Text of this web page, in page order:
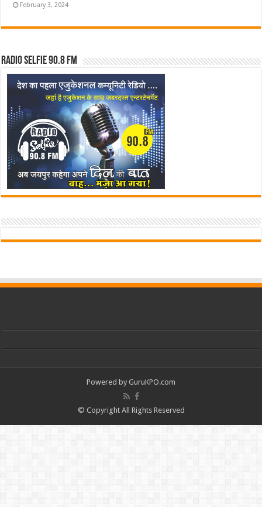
February 3, 2024
Radio Selfie 90.8 FM
Powered by GuruKPO.com
© Copyright All Rights Reserved